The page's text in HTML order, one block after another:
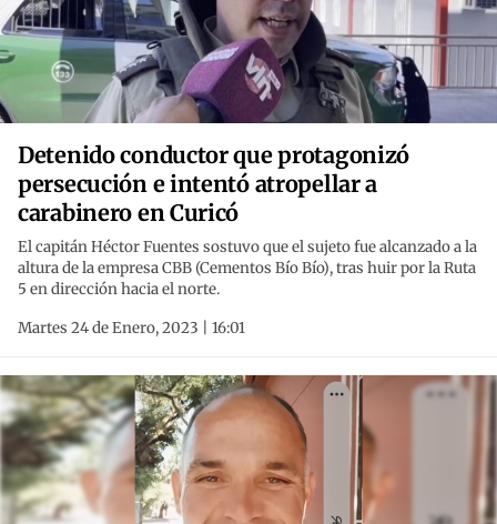
Detenido conductor que protagonizó
persecución e intentó atropellar a
carabinero en Curicó
El capitán Héctor Fuentes sostuvo que el sujeto fue alcanzado a la
altura de la empresa CBB (Cementos Bío Bío), tras huir por la Ruta
5 en dirección hacia el norte.
Martes 24 de Enero, 2023 | 16:01